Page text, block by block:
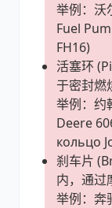
举例：沃
Fuel
FH16)
活塞环
于密封燃
举例：约
Deere
кольцо
刹车片
内，通过
举例：奔